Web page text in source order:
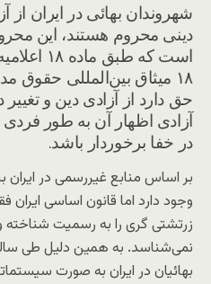
شهروندان بهائی در ایران از
دینی محروم هستند، این
است که
۱۸ میثاق بین‌المللی
حق دارد از آزادی دین و تغییر
آزادی اظهار آن به طور
در خفا برخوردار باشد.
بر اساس منابع غیررسمی در
وجود دارد اما قانون اساسی
زرتشتی گری را به رسمیت
نمی‌شناسد. به همین دلیل طی
بهائیان در ایران به صورت